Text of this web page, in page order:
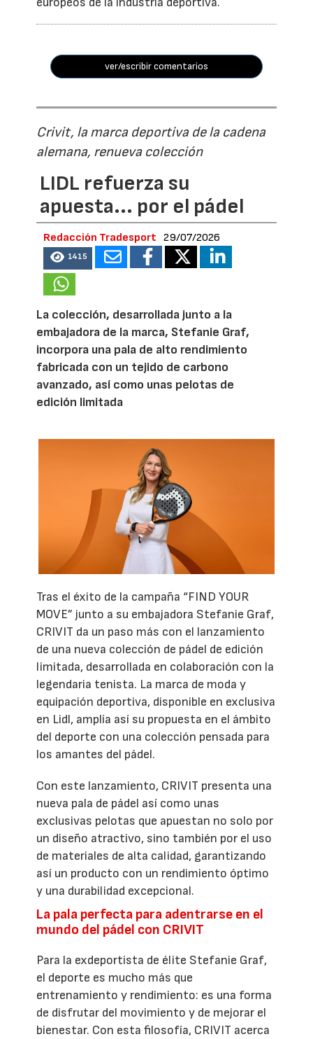
ver/escribir comentarios
Crivit, la marca deportiva de la cadena
alemana, renueva colección
LIDL refuerza su
apuesta... por el pádel
Redacción Tradesport 29/07/2026
1415
La colección, desarrollada junto a la
embajadora de la marca, Stefanie Graf,
incorpora una pala de alto rendimiento
fabricada con un tejido de carbono
avanzado, así como unas pelotas de
edición limitada
Tras el éxito de la campaña “FIND YOUR
MOVE” junto a su embajadora Stefanie Graf,
CRIVIT da un paso más con el lanzamiento
de una nueva colección de pádel de edición
limitada, desarrollada en colaboración con la
legendaria tenista. La marca de moda y
equipación deportiva, disponible en exclusiva
en Lidl, amplía así su propuesta en el ámbito
del deporte con una colección pensada para
los amantes del pádel.
Con este lanzamiento, CRIVIT presenta una
nueva pala de pádel así como unas
exclusivas pelotas que apuestan no solo por
un diseño atractivo, sino también por el uso
de materiales de alta calidad, garantizando
así un producto con un rendimiento óptimo
y una durabilidad excepcional.
La pala perfecta para adentrarse en el
mundo del pádel con CRIVIT
Para la exdeportista de élite Stefanie Graf,
el deporte es mucho más que
entrenamiento y rendimiento: es una forma
de disfrutar del movimiento y de mejorar el
bienestar. Con esta filosofía, CRIVIT acerca